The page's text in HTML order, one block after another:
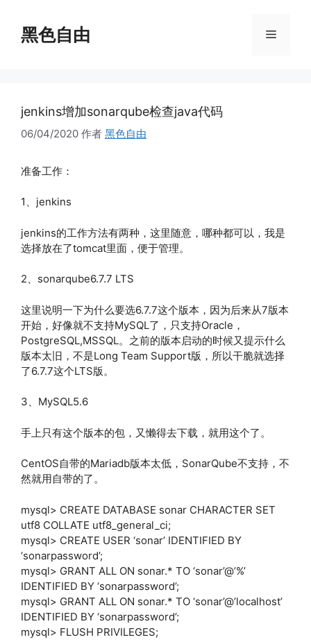
黑色自由 菜
jenkins增加sonarqube检查java代码
06/04/2020 作者 黑色自由
准备工作：
1、jenkins
jenkins的工作方法有两种，这里随意，哪种都可以，我是
选择放在了tomcat里面，便于管理。
2、sonarqube6.7.7 LTS
这里说明一下为什么要选6.7.7这个版本，因为后来从7版本
开始，好像就不支持MySQL了，只支持Oracle，
PostgreSQL,MSSQL。之前的版本启动的时候又提示什么
版本太旧，不是Long Team Support版，所以干脆就选择
了6.7.7这个LTS版。
3、MySQL5.6
手上只有这个版本的包，又懒得去下载，就用这个了。
CentOS自带的Mariadb版本太低，SonarQube不支持，不
然就用自带的了。
mysql> CREATE DATABASE sonar CHARACTER SET
utf8 COLLATE utf8_general_ci;
mysql> CREATE USER ‘sonar’ IDENTIFIED BY
‘sonarpassword’;
mysql> GRANT ALL ON sonar.* TO ‘sonar’@’%’
IDENTIFIED BY ‘sonarpassword’;
mysql> GRANT ALL ON sonar.* TO ‘sonar’@’localhost’
IDENTIFIED BY ‘sonarpassword’;
mysql> FLUSH PRIVILEGES;